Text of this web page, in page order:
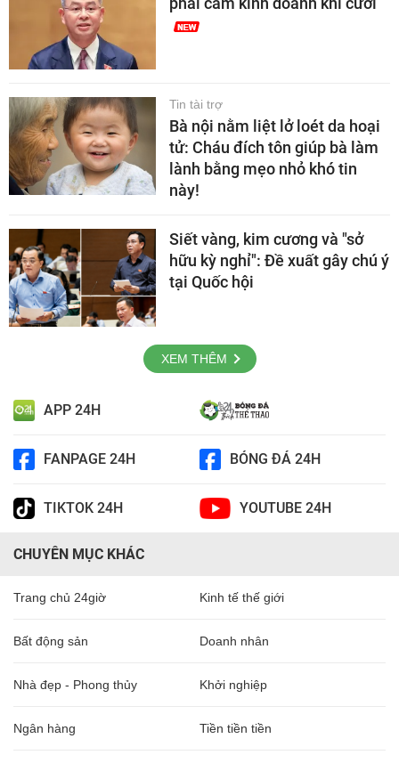
Tin tài trợ
Bà nội nằm liệt lở loét da hoại
tử: Cháu đích tôn giúp bà làm
lành bằng mẹo nhỏ khó tin
này!
Siết vàng, kim cương và "sở
hữu kỳ nghỉ": Đề xuất gây chú ý
tại Quốc hội
XEM THÊM
APP 24H
FANPAGE 24H BÓNG ĐÁ 24H
TIKTOK 24H YOUTUBE 24H
CHUYÊN MỤC KHÁC
Trang chủ 24giờ Kinh tế thế giới
Bất động sản Doanh nhân
Nhà đẹp - Phong thủy Khởi nghiệp
Ngân hàng Tiền tiền tiền